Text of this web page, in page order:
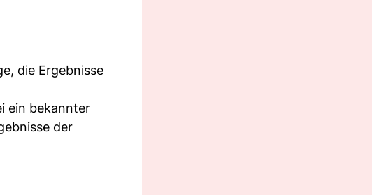
die Ergebnisse
ein bekannter
der